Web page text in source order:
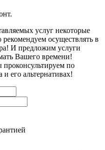
услуг некоторые
осуществлять в
И предложим услуги
Вашего времени!
по
его альтернативах!